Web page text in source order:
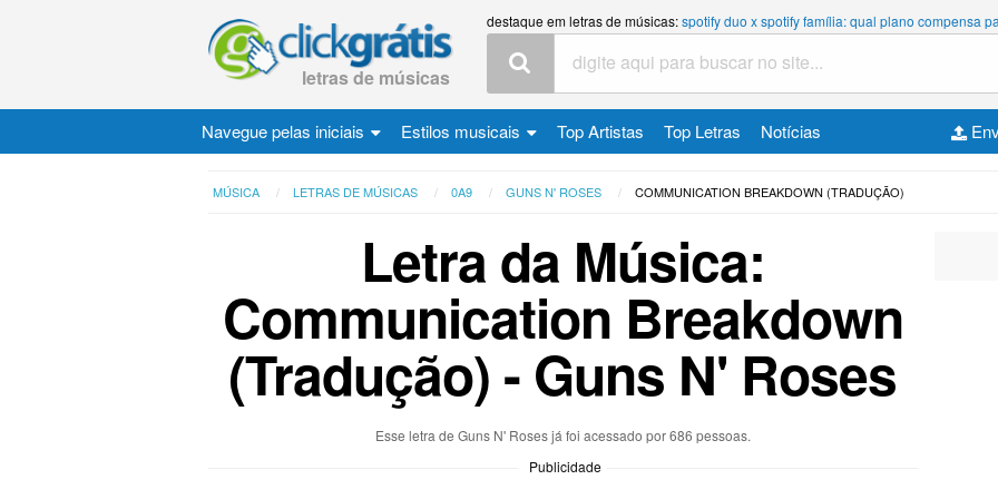
letras de músicas
destaque em letras de músicas:spotify duo x spotify família: qual plano compensa
Navegue pelas iniciais Estilos musicais Top Artistas Top Letras Notícias
MÚSICA LETRAS DE MÚSICAS 0A9 GUNS N' ROSES COMMUNICATION BREAKDOWN (TRADUÇÃO)
Letra da Música:
Communication Breakdown
(Tradução) - Guns N' Roses
Esse letra de Guns N' Roses já foi acessado por 686 pessoas.
Publicidade